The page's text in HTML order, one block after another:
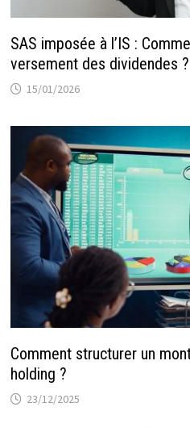
SAS imposée à l’IS :
versement des dividendes ?
15/01/2026
Comment structurer un
holding ?
23/12/2025